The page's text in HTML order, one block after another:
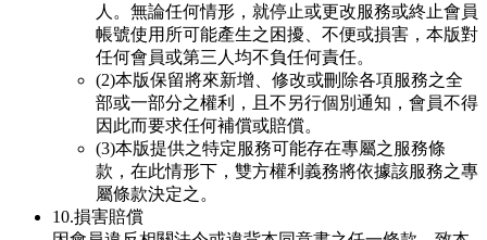
人。無論任何情形，就停止或更改服務或終止會員
帳號使用所可能產生之困擾、不便或損害，本版對
任何會員或第三人均不負任何責任。
(2)本版保留將來新增、修改或刪除各項服務之全
部或一部分之權利，且不另行個別通知，會員不得
因此而要求任何補償或賠償。
(3)本版提供之特定服務可能存在專屬之服務條
款，在此情形下，雙方權利義務將依據該服務之專
屬條款決定之。
10.損害賠償